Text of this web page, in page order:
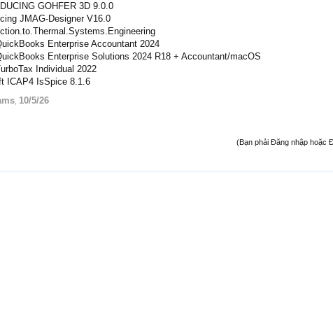
GOHFER 3D 9.0.0
JMAG-Designer V16.0
Enterprise Accountant 2024
Enterprise Solutions 2024 R18 + Accountant/macOS
Individual 2022
ICAP4 IsSpice 8.1.6
10/5/26
(Bạn phải Đăng nhập hoặc